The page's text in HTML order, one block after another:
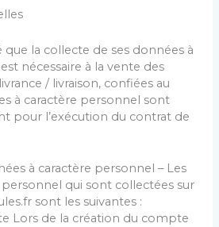
la collecte de ses données à
nécessaire à la vente des
/ livraison, confiées au
à caractère personnel sont
pour l’exécution du contrat de
à caractère personnel – Les
qui sont collectées sur
sont les suivantes :
Lors de la création du compte